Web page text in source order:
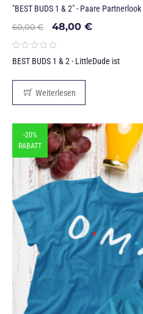
"BEST BUDS 1 & 2" - Paare
60,00€ 48,00 €
BEST BUDS 1 & 2 - LittleDude ist
Weiterlesen
-20%
RABATT